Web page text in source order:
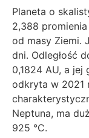
Planeta o
2,388
od masy Ziemi.
dni. Odległość
0,1824 AU, a jej
odkryta w 2021
Neptuna, ma
925 °C.